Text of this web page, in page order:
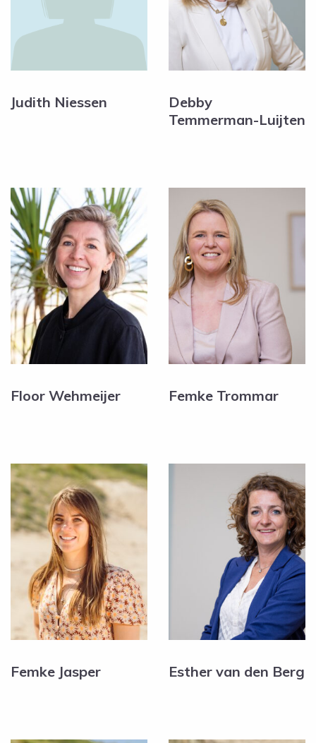
Judith Niessen
Debby
Temmerman-Luijten
Floor Wehmeijer Femke Trommar
Femke Jasper Esther van den Berg